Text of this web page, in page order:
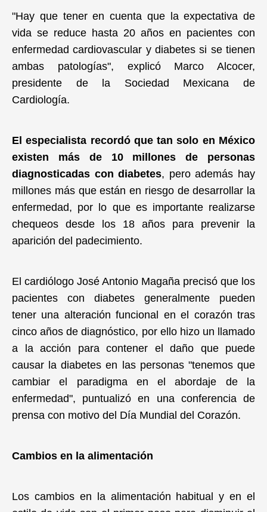
"Hay que tener en cuenta que la expectativa de
vida se reduce hasta 20 años en pacientes con
enfermedad cardiovascular y diabetes si se tienen
ambas patologías", explicó Marco Alcocer,
presidente de la Sociedad Mexicana de
Cardiología.
El especialista recordó que tan solo en México
existen más de 10 millones de personas
diagnosticadas con diabetes, pero además hay
millones más que están en riesgo de desarrollar la
enfermedad, por lo que es importante realizarse
chequeos desde los 18 años para prevenir la
aparición del padecimiento.
El cardiólogo José Antonio Magaña precisó que los
pacientes con diabetes generalmente pueden
tener una alteración funcional en el corazón tras
cinco años de diagnóstico, por ello hizo un llamado
a la acción para contener el daño que puede
causar la diabetes en las personas "tenemos que
cambiar el paradigma en el abordaje de la
enfermedad", puntualizó en una conferencia de
prensa con motivo del Día Mundial del Corazón.
Cambios en la alimentación
Los cambios en la alimentación habitual y en el